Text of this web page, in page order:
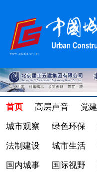
首页 高层声音 党
城市观察 绿色环保
法制建设 城市生活
国内城事 国际视野